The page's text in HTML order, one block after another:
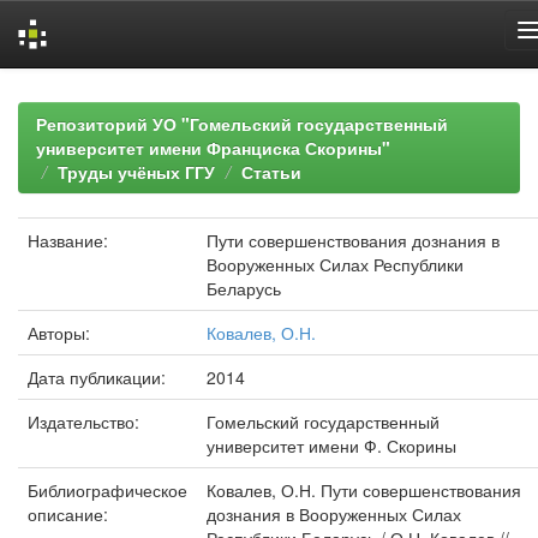
navigationРепозиторий УО "Гомельский государственный
университет имени Франциска Скорины"
Труды учёных ГГУ
Статьи
Название:
Пути совершенствования дознания в
Вооруженных Силах Республики
Беларусь
Авторы:
Ковалев, О.Н.
Дата публикации:
2014
Издательство:
Гомельский государственный
университет имени Ф. Скорины
Библиографическое
описание:
Ковалев, О.Н. Пути совершенствования
дознания в Вооруженных Силах